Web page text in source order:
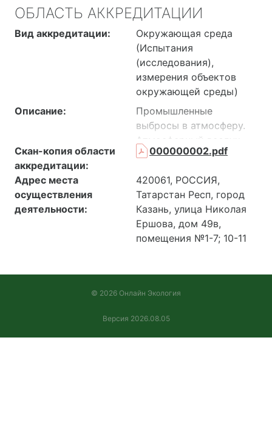
ОБЛАСТЬ АККРЕДИТАЦИИ
Вид аккредитации:
Окружающая среда
(Испытания
(исследования),
измерения объектов
окружающей среды)
Описание:
Промышленные
выбросы в атмосферу.
Атмосферный воздух.
Воздух рабочей зоны.
поверхностная, сточная,
природная. Санитарно-
защитная зона,
селитебная территория.
Помещения жилых и
ПЭВМ, дисплеи. Рабочие
места,
Скан-копия области
аккредитации:
000000002.pdf
Адрес места
осуществления
деятельности:
420061, РОССИЯ,
Татарстан Респ, город
Казань, улица Николая
Ершова, дом 49в,
помещения №1-7; 10-11
© 2026 Онлайн Экология
Версия 2026.08.05